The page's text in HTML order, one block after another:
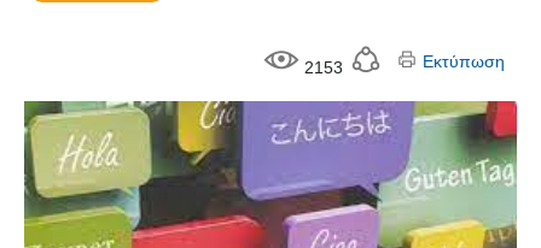
2153 Εκτύπωση